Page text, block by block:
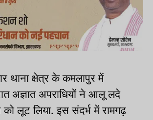
थाना क्षेत्र के कमलापुर में
अज्ञात अपराधियों ने आलू लदे
लूट लिया. इस संदर्भ में रामगढ़